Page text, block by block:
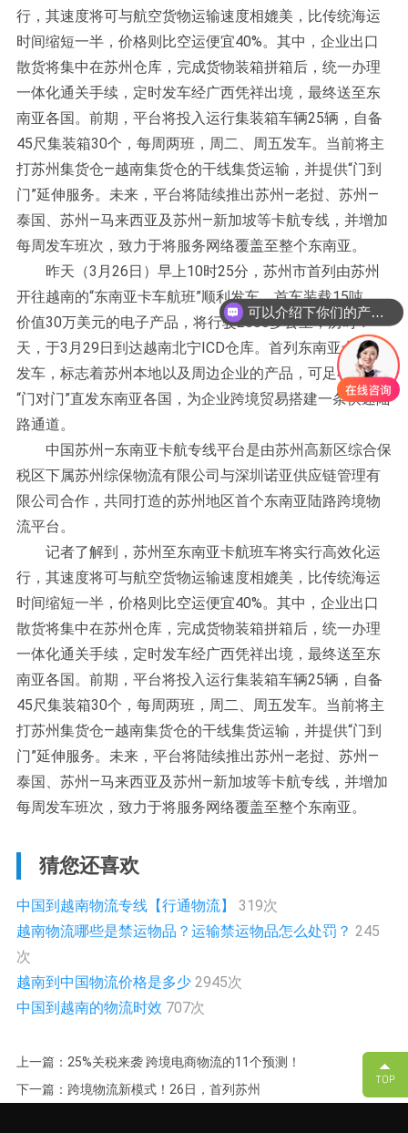
行，其速度将可与航空货物运输速度相媲美，比传统海运
时间缩短一半，价格则比空运便宜40%。其中，企业出口
散货将集中在苏州仓库，完成货物装箱拼箱后，统一办理
一体化通关手续，定时发车经广西凭祥出境，最终送至东
南亚各国。前期，平台将投入运行集装箱车辆25辆，自备
45尺集装箱30个，每周两班，周二、周五发车。当前将主
打苏州集货仓—越南集货仓的干线集货运输，并提供“门到
门”延伸服务。未来，平台将陆续推出苏州—老挝、苏州—
泰国、苏州—马来西亚及苏州—新加坡等卡航专线，并增加
每周发车班次，致力于将服务网络覆盖至整个东南亚。
昨天（3月26日）早上10时25分，苏州市首列由苏州
开往越南的“东南亚卡车航班”顺利发车。首车装载15吨、
价值30万美元的电子产品，将行驶2600多公里，历时4
天，于3月29日到达越南北宁ICD仓库。首列东南亚卡航的
发车，标志着苏州本地以及周边企业的产品，可足不出户
“门对门”直发东南亚各国，为企业跨境贸易搭建一条快速陆
路通道。
中国苏州—东南亚卡航专线平台是由苏州高新区综合保
税区下属苏州综保物流有限公司与深圳诺亚供应链管理有
限公司合作，共同打造的苏州地区首个东南亚陆路跨境物
流平台。
记者了解到，苏州至东南亚卡航班车将实行高效化运
行，其速度将可与航空货物运输速度相媲美，比传统海运
时间缩短一半，价格则比空运便宜40%。其中，企业出口
散货将集中在苏州仓库，完成货物装箱拼箱后，统一办理
一体化通关手续，定时发车经广西凭祥出境，最终送至东
南亚各国。前期，平台将投入运行集装箱车辆25辆，自备
45尺集装箱30个，每周两班，周二、周五发车。当前将主
打苏州集货仓—越南集货仓的干线集货运输，并提供“门到
门”延伸服务。未来，平台将陆续推出苏州—老挝、苏州—
泰国、苏州—马来西亚及苏州—新加坡等卡航专线，并增加
每周发车班次，致力于将服务网络覆盖至整个东南亚。
猜您还喜欢
中国到越南物流专线【行通物流】 319次
越南物流哪些是禁运物品？运输禁运物品怎么处罚？ 245
次
越南到中国物流价格是多少 2945次
中国到越南的物流时效 707次
上一篇：25%关税来袭 跨境电商物流的11个预测！
下一篇：跨境物流新模式！26日，首列苏州
可以介绍下你们的产品么？